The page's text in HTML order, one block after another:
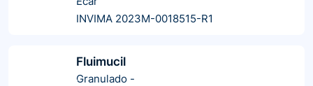
INVIMA 2023M-0018515-R1
Fluimucil
Granulado -